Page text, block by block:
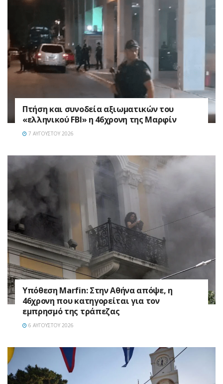
Πτήση και συνοδεία αξιωματικών του
«ελληνικού FBI» η 46χρονη της Μαρφίν
7 ΑΥΓΟΎΣΤΟΥ 2026
Υπόθεση Marfin: Στην Αθήνα απόψε, η
46χρονη που κατηγορείται για τον
εμπρησμό της τράπεζας
6 ΑΥΓΟΎΣΤΟΥ 2026